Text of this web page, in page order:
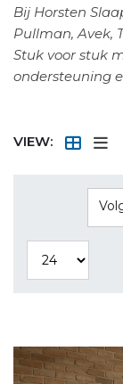
Bij Horsten
Pullman, Avek,
Stuk voor stuk
ondersteuning
VIEW: